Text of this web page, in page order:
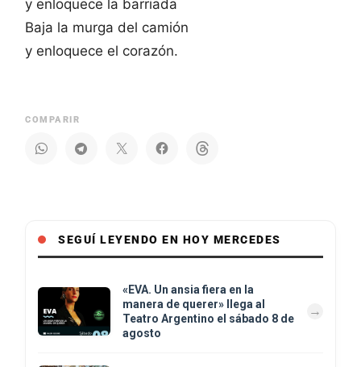
y enloquece la barriada
Baja la murga del camión
y enloquece el corazón.
COMPARIR
SEGUÍ LEYENDO EN HOY MERCEDES
«EVA. Un ansia fiera en la
manera de querer» llega al
Teatro Argentino el sábado 8 de
agosto